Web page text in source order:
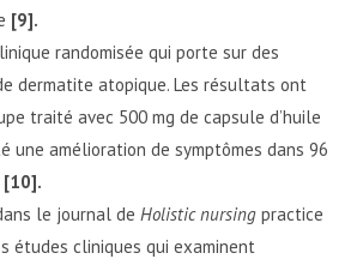
[9].
randomisée qui porte sur des
dermatite atopique. Les résultats ont
traité avec 500 mg de capsule d’huile
une amélioration de symptômes dans 96
[10].
le journal deHolistic nursing practice
études cliniques qui examinent